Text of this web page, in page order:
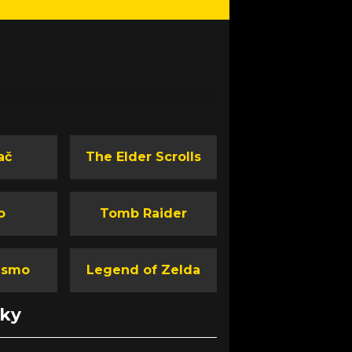
The Elder Scrolls
Tomb Raider
Legend of Zelda